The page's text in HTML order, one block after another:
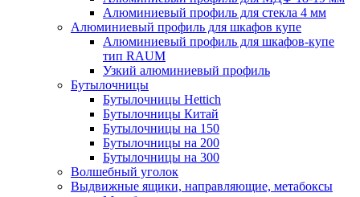
Алюминиевый профиль для стекла 4 мм
Алюминиевый профиль для шкафов купе
Алюминиевый профиль для шкафов-купе
тип RAUM
Узкий алюминиевый профиль
Бутылочницы
Бутылочницы Hettich
Бутылочницы Китай
Бутылочницы на 150
Бутылочницы на 200
Бутылочницы на 300
Волшебный уголок
Выдвижные ящики, направляющие, метабоксы